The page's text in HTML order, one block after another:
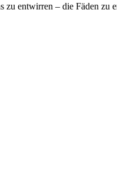
entwirren – die Fäden zu